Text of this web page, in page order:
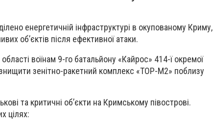
енергетичній інфраструктурі в окупованому Криму,
об’єктів після ефективної атаки.
воїнам 9-го батальйону «Кайрос» 414-ї окремої
зенітно-ракетний комплекс «ТОР-М2» поблизу
та критичні об’єкти на Кримському півострові.
цілях: